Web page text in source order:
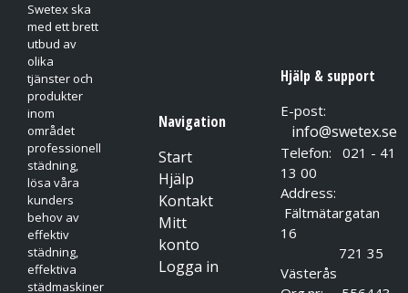
Swetex ska
med ett brett
utbud av
olika
tjänster och
produkter
inom
området
professionell
städning,
lösa våra
kunders
behov av
effektiv
städning,
effektiva
städmaskiner
Navigation
Start
Hjälp
Kontakt
Mitt
konto
Logga in
Hjälp & support
E-post:
info@swetex.se
Telefon: 021 - 41
13 00
Address:
Fältmätargatan
16
721 35
Västerås